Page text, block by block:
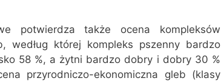
potwierdza także ocena kompleksów
według której kompleks pszenny bardzo
58 %, a żytni bardzo dobry i dobry 30 %
przyrodniczo-ekonomiczna gleb (klasy